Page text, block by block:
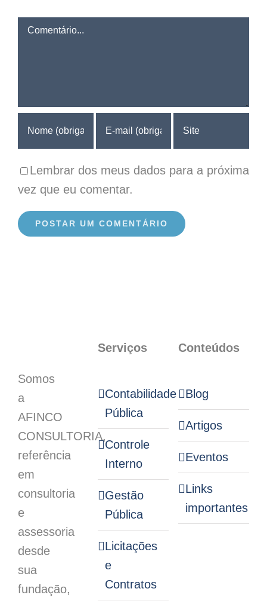
Comentário
Lembrar dos meus dados para a próxima
vez que eu comentar.
Somos
a
AFINCO
CONSULTORIA,
referência
em
consultoria
e
assessoria
desde
sua
fundação,
Serviços
Contabilidade
Pública
Controle
Interno
Gestão
Pública
Licitações
e
Contratos
Conteúdos
Blog
Artigos
Eventos
Links
importantes